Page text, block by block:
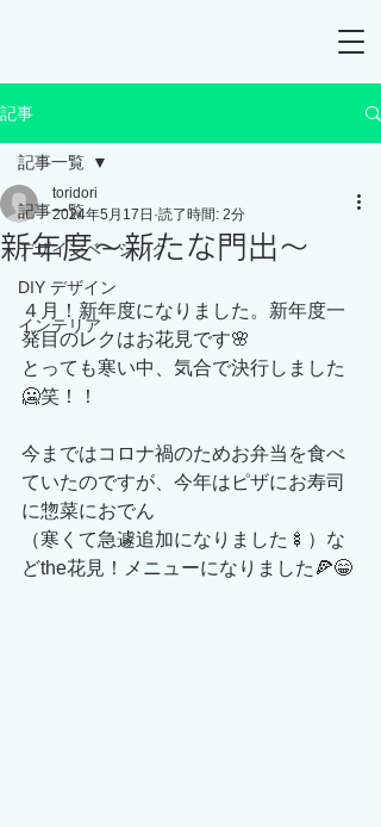
記事
記事一覧
デザインベーシック
DIY デザイン
インテリア
記事一覧
新年度～新たな門出～
toridori
2024年5月17日 読了時間: 2分
４月！新年度になりました。新年度一
発目のレクはお花見です🌸
とっても寒い中、気合で決行しました
🥶笑！！
今まではコロナ禍のためお弁当を食べ
ていたのですが、今年はピザにお寿司
に惣菜におでん
（寒くて急遽追加になりました🍢）な
どthe花見！メニューになりました🍕😁